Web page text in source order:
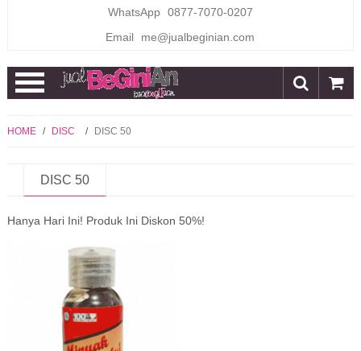
WhatsApp 0877-7070-0207
Email
me@jualbeginian.com
Open
Menu
HOME / DISC / DISC 50
DISC 50
Hanya Hari Ini! Produk Ini Diskon 50%!